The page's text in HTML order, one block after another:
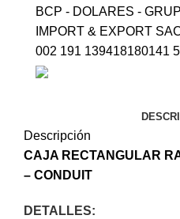
BCP - DOLARES -
IMPORT & EXPORT
002 191 139418180141
Descripción
CAJA RECTANGULAR
– CONDUIT
DETALLES: